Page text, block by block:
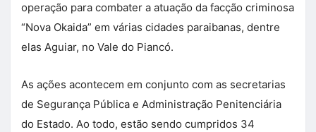
operação para combater a atuação da facção criminosa
“Nova Okaida” em várias cidades paraibanas, dentre
elas Aguiar, no Vale do Piancó.
As ações acontecem em conjunto com as secretarias
de Segurança Pública e Administração Penitenciária
do Estado. Ao todo, estão sendo cumpridos 34